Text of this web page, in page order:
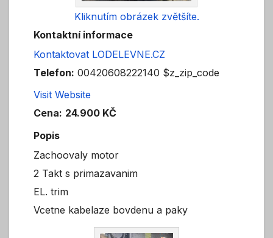
Kliknutím obrázek zvětšíte.
Kontaktní informace
Kontaktovat LODELEVNE.CZ
Telefon: 00420608222140 $z_zip_code
Visit Website
Cena: 24.900 KČ
Popis
Zachoovaly motor
2 Takt s primazavanim
EL. trim
Vcetne kabelaze bovdenu a paky